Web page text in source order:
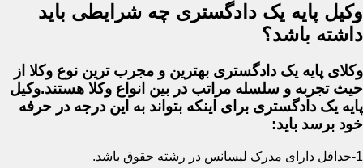
وکیل پایه یک دادگستری چه شرایطی باید
داشته باشد؟
وکلای پایه یک دادگستری بهترین و مجرب ترین نوع وکلا از
حیث تجربه و سلسله مراتب در بین انواع وکلا هستند.وکیل
پایه یک دادگستری برای اینکه بتواند به این درجه در حرفه
خود برسد باید:
1-حداقل دارای مدرک لیسانس در رشته حقوق باشد.